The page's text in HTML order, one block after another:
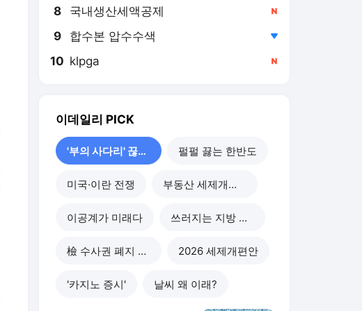
8 국내생산세액공제
9 합수본 압수수색
10 klpga
이데일리 PICK
'부의 사다리' 끊기나 펄펄 끓는 한반도
미국·이란 전쟁 부동산 세제개편 후폭풍
이공계가 미래다 쓰러지는 지방 부동산
檢 수사권 폐지 후폭풍 2026 세제개편안
'카지노 증시' 날씨 왜 이래?